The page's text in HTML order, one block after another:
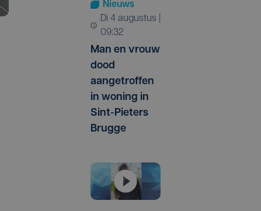
Nieuws
di 4 augustus |
09:32
Man en vrouw
dood
aangetroffen
in woning in
Sint-Pieters
Brugge